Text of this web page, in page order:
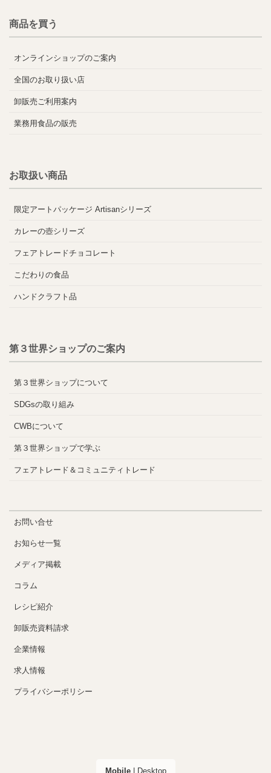
商品を買う
オンラインショップのご案内
全国のお取り扱い店
卸販売ご利用案内
業務用食品の販売
お取扱い商品
限定アートパッケージ Artisanシリーズ
カレーの壺シリーズ
フェアトレードチョコレート
こだわりの食品
ハンドクラフト品
第３世界ショップのご案内
第３世界ショップについて
SDGsの取り組み
CWBについて
第３世界ショップで学ぶ
フェアトレード＆コミュニティトレード
お問い合せ
お知らせ一覧
メディア掲載
コラム
レシピ紹介
卸販売資料請求
企業情報
求人情報
プライバシーポリシー
Mobile| Desktop